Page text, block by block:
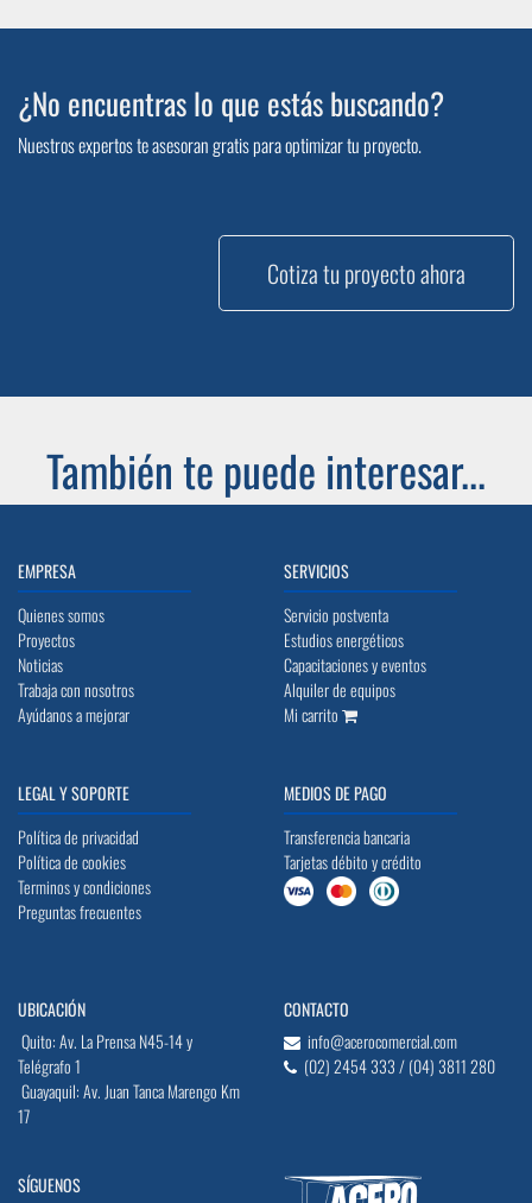
¿No encuentras lo que estás buscando?
Nuestros expertos te asesoran gratis para optimizar tu proyecto.
Cotiza tu proyecto ahora
También te puede interesar...
EMPRESA
Quienes somos
Proyectos
Noticias
Trabaja con nosotros
Ayúdanos a mejorar
SERVICIOS
Servicio postventa
Estudios energéticos
Capacitaciones y eventos
Alquiler de equipos
Mi carrito
LEGAL Y SOPORTE
Política de privacidad
Política de cookies
Terminos y condiciones
Preguntas frecuentes
MEDIOS DE PAGO
Transferencia bancaria
Tarjetas débito y crédito
UBICACIÓN
Quito: Av. La Prensa N45-14 y
Telégrafo 1
Guayaquil: Av. Juan Tanca Marengo Km
17
CONTACTO
info@acerocomercial.com
(02) 2454 333 / (04) 3811 280
SÍGUENOS